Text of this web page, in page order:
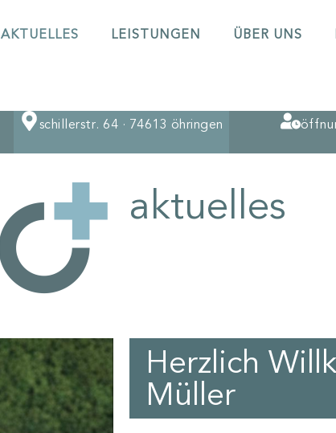
AKTUELLES LEISTUNGEN ÜBER UNS
schillerstr. 64 · 74613 öhringen
aktuelles
Herzlich
Müller